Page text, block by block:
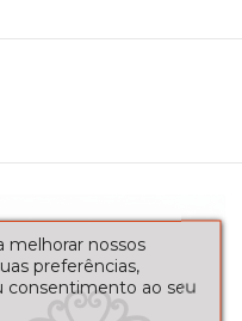
melhorar nossos
preferências,
consentimento ao seu